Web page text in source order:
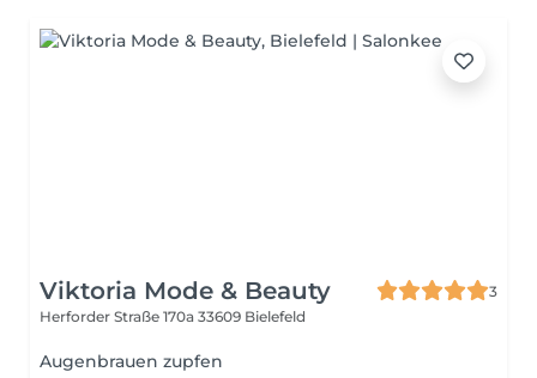
Viktoria Mode & Beauty
3
Herforder Straße 170a 33609 Bielefeld
Augenbrauen zupfen